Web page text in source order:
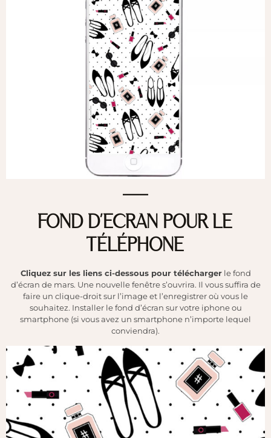
___
FOND D’ECRAN POUR LE
TÉLÉPHONE
Cliquez sur les liens ci-dessous pour téléchargerle fond
d’écran de mars. Une nouvelle fenêtre s’ouvrira. Il vous suffira de
faire un clique-droit sur l’image et l’enregistrer où vous le
souhaitez. Installer le fond d’écran sur votre iphone ou
smartphone (si vous avez un smartphone n’importe lequel
conviendra).